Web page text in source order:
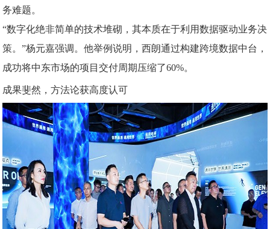
务难题。
“数字化绝非简单的技术堆砌，其本质在于利用数据驱动业务决
策。”杨元嘉强调。他举例说明，西朗通过构建跨境数据中台，
成功将中东市场的项目交付周期压缩了60%。
成果斐然，方法论获高度认可